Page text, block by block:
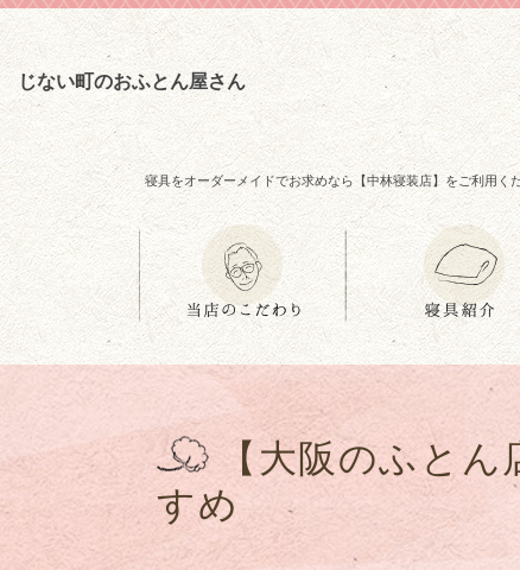
じない町のおふとん屋さん
寝具をオーダーメイドでお求めなら【中林寝装店】をご利用
【大阪のふと
すめ